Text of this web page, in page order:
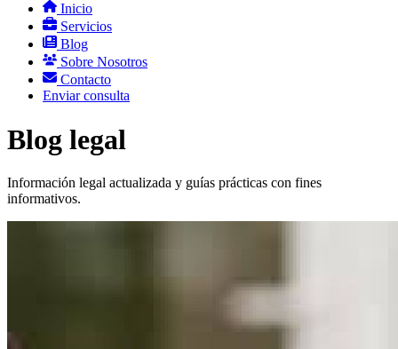
Inicio
Servicios
Blog
Sobre Nosotros
Contacto
Enviar consulta
Blog legal
Información legal actualizada y guías prácticas con fines
informativos.